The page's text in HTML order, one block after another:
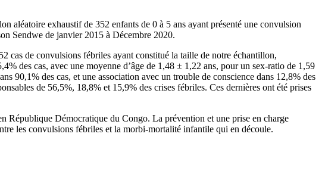
aléatoire exhaustif de 352 enfants de 0 à 5 ans ayant présenté une convulsion
Sendwe de janvier 2015 à Décembre 2020.
cas de convulsions fébriles ayant constitué la taille de notre échantillon,
des cas, avec une moyenne d’âge de 1,48 ± 1,22 ans, pour un sex-ratio de 1,59
90,1% des cas, et une association avec un trouble de conscience dans 12,8% des
de 56,5%, 18,8% et 15,9% des crises fébriles. Ces dernières ont été prises
République Démocratique du Congo. La prévention et une prise en charge
les convulsions fébriles et la morbi-mortalité infantile qui en découle.